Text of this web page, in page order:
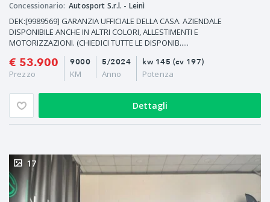
Concessionario: Autosport S.r.l. - Leinì
DEK:[9989569] GARANZIA UFFICIALE DELLA CASA. AZIENDALE
DISPONIBILE ANCHE IN ALTRI COLORI, ALLESTIMENTI E
MOTORIZZAZIONI. (CHIEDICI TUTTE LE DISPONIB.....
€ 53.900
Prezzo
5/2024
Anno
9000
KM
kw 145 (cv 197)
Potenza
Dettagli
17